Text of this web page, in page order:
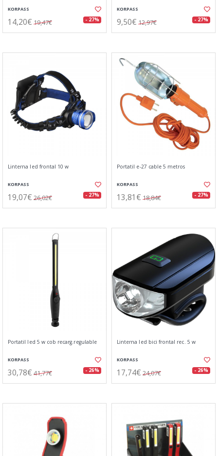
KORPASS
14,20€ 19,47€ - 27%
KORPASS
9,50€ 12,97€ - 27%
Linterna led frontal 10 w
KORPASS
19,07€ 26,02€ - 27%
Portatil e-27 cable 5 metros
KORPASS
13,81€ 18,84€ - 27%
Portatil led 5 w cob recarg.regulable
KORPASS
30,78€ 41,77€ - 26%
Linterna led bici frontal rec. 5 w
KORPASS
17,74€ 24,07€ - 26%